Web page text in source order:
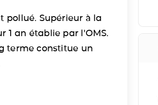
pollué. Supérieur à la
1 an établie par l'OMS.
terme constitue un